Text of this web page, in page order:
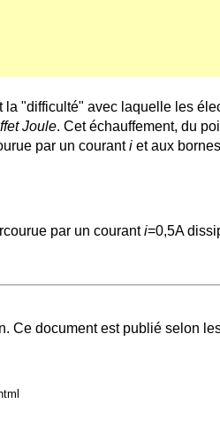
"difficulté" avec laquelle les
Joule. Cet échauffement, du
par un couranti et aux
par un couranti=0,5A
Ce document est publié selon